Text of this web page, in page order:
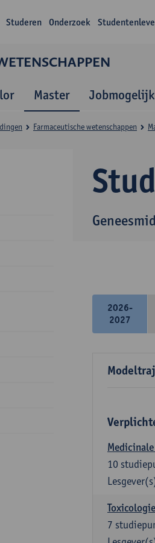
Studeren Onderzoek
Master
Farmaceutische wetenschappen
2026-
2027
10
Toxicologie
7